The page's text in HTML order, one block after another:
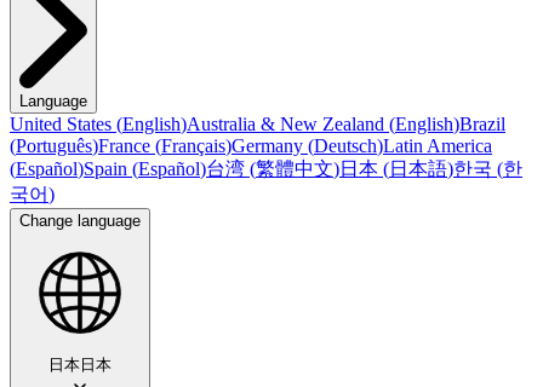
Language
United States (English)Australia & New Zealand (English)Brazil
(Português)France (Français)Germany (Deutsch)Latin America
(Español)Spain (Español)台湾 (繁體中文)日本 (日本語)한국 (한
국어)
Change language
日本日本